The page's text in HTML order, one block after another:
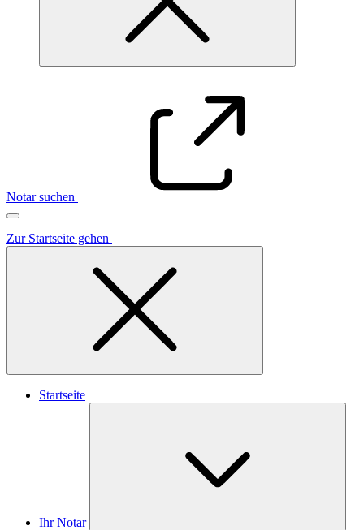
Notar suchen
Zur Startseite gehen
Startseite
Ihr Notar